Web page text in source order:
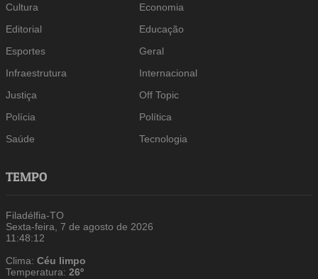
Cultura
Economia
Editorial
Educação
Esportes
Geral
Infraestrutura
Internacional
Justiça
Off Topic
Polícia
Política
Saúde
Tecnologia
TEMPO
Filadélfia-TO
Sexta-feira, 7 de agosto de 2026
11:48:12
Clima:Céu limpo
Temperatura:26º